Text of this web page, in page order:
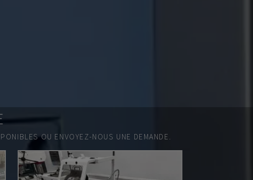
OU ENVOYEZ-NOUS UNE DEMANDE.